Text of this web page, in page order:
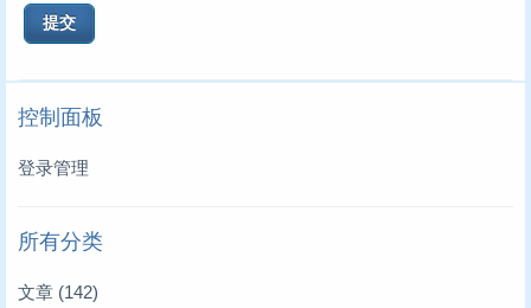
控制面板
登录管理
所有分类
文章 (142)